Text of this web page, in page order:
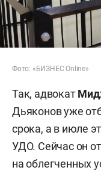
Фото: «БИЗНЕС Online»
Так, адвокат
Дьяконов уже
срока, а в июле
УДО. Сейчас он
на облегченных